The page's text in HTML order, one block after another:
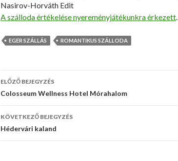
Nasirov-Horváth Edit
A szálloda értékelése nyereményjátékunkra érkezett.
EGER SZÁLLÁS ROMANTIKUS SZÁLLODA
Bejegyzés
navigáció
ELŐZŐ BEJEGYZÉS
Colosseum Wellness Hotel Mórahalom
KÖVETKEZŐ BEJEGYZÉS
Hédervári kaland